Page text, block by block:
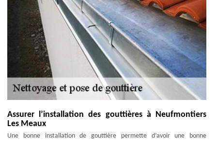
Assurer l’installation des gouttières à Neufmontiers
Les Meaux
Une bonne installation de gouttière permette d’avoir une bonne